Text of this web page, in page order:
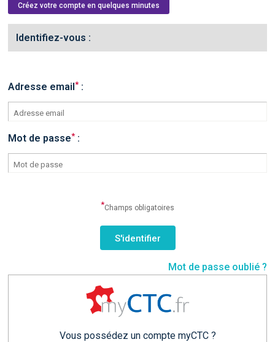
Créez votre compte en quelques minutes
Identifiez-vous :
Adresse email*:
Mot de passe*:
*Champs obligatoires
Mot de passe oublié ?
Vous possédez un compte myCTC ?